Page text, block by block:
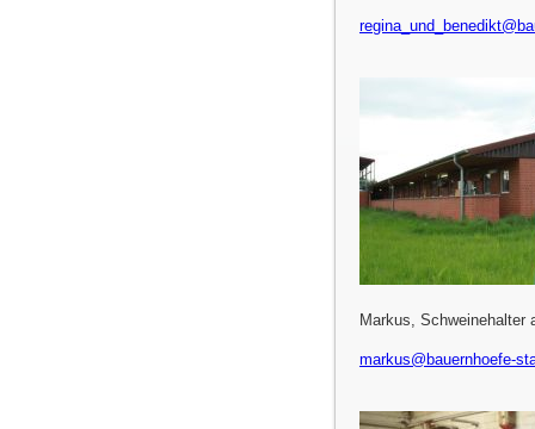
Markus, Schweinehalter
markus@bauernhoefe-